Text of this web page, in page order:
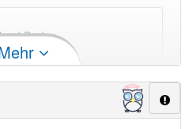
Duden
×
haben fast immer